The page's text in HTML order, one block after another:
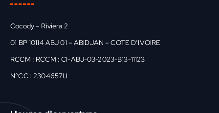
Cocody – Riviera 2
01 BP 10114 ABJ 01 – ABIDJAN – COTE D’IVOIRE
RCCM : RCCM : CI-ABJ-03-2023-B13-11123
N°CC : 2304657U